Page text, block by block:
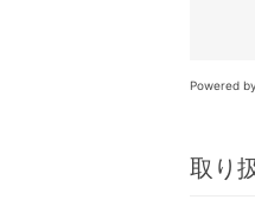
Powered
取り